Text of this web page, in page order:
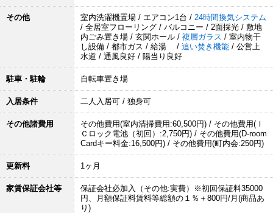
その他 室内洗濯機置場 / エアコン1台 / 24時間換気システム
/ 全居室フローリング / バルコニー / 2面採光 / 敷地
内ごみ置き場 / 玄関ホール / 複層ガラス / 室内物干
し設備 / 都市ガス / 給湯 / 追い焚き機能 / 公営上
水道 / 通風良好 / 陽当り良好
駐車・駐輪 自転車置き場
入居条件 二人入居可 / 独身可
その他諸費用
その他費用(室内清掃費用:60,500円) / その他費用(Ｉ
Ｃロック電池（初回）:2,750円) / その他費用(D-room
Cardキー料金:16,500円) / その他費用(町内会:250円)
更新料 1ヶ月
家賃保証会社等
保証会社必加入（その他:実費）※初回保証料35000
円、月額保証料賃料等総額の１％＋800円/月(商品あ
り)